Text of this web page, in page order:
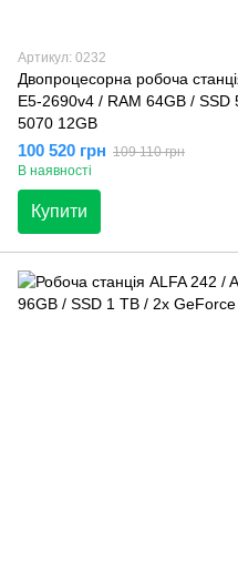
Артикул: 0232
Двопроцесорна робоча
E5-2690v4 / RAM 64GB /
5070 12GB
100 520 грн 109 110 грн
В наявності
Купити